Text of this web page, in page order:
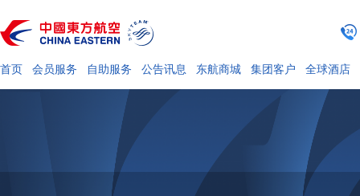
首页 会员服务 自助服务 公告讯息 东航商城 集团客户 全球酒店